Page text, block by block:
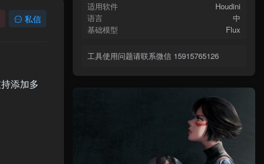
私信
添加多
适用软件
Houdini
语言
中
基础模型
Flux
工具使用问题请联系微信 15915765126